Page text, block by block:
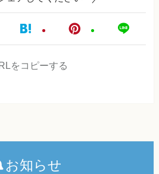
をコピーする
お知らせ